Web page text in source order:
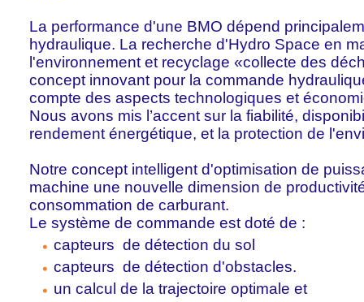
La performance d'une BMO dépend
hydraulique. La recherche d'Hydro Space en
l'environnement et recyclage «collecte des
concept innovant pour la commande
compte des aspects technologiques et
Nous avons mis l’accent sur la fiabilité,
rendement énergétique, et la protection de
Notre concept intelligent d'optimisation de
machine une nouvelle dimension de
consommation de carburant.
Le système de commande est doté de :
capteurs de détection du sol
capteurs de détection d'obstacles.
un calcul de la trajectoire optimale et